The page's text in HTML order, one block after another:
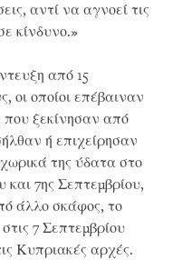
αντί να αγνοεί τις
κίνδυνο.»
από 15
οι οποίοι επέβαιναν
ξεκίνησαν από
ή επιχείρησαν
της ύδατα στο
7ης Σεπτεμβρίου,
άλλο σκάφος, το
7 Σεπτεμβρίου
Κυπριακές αρχές.